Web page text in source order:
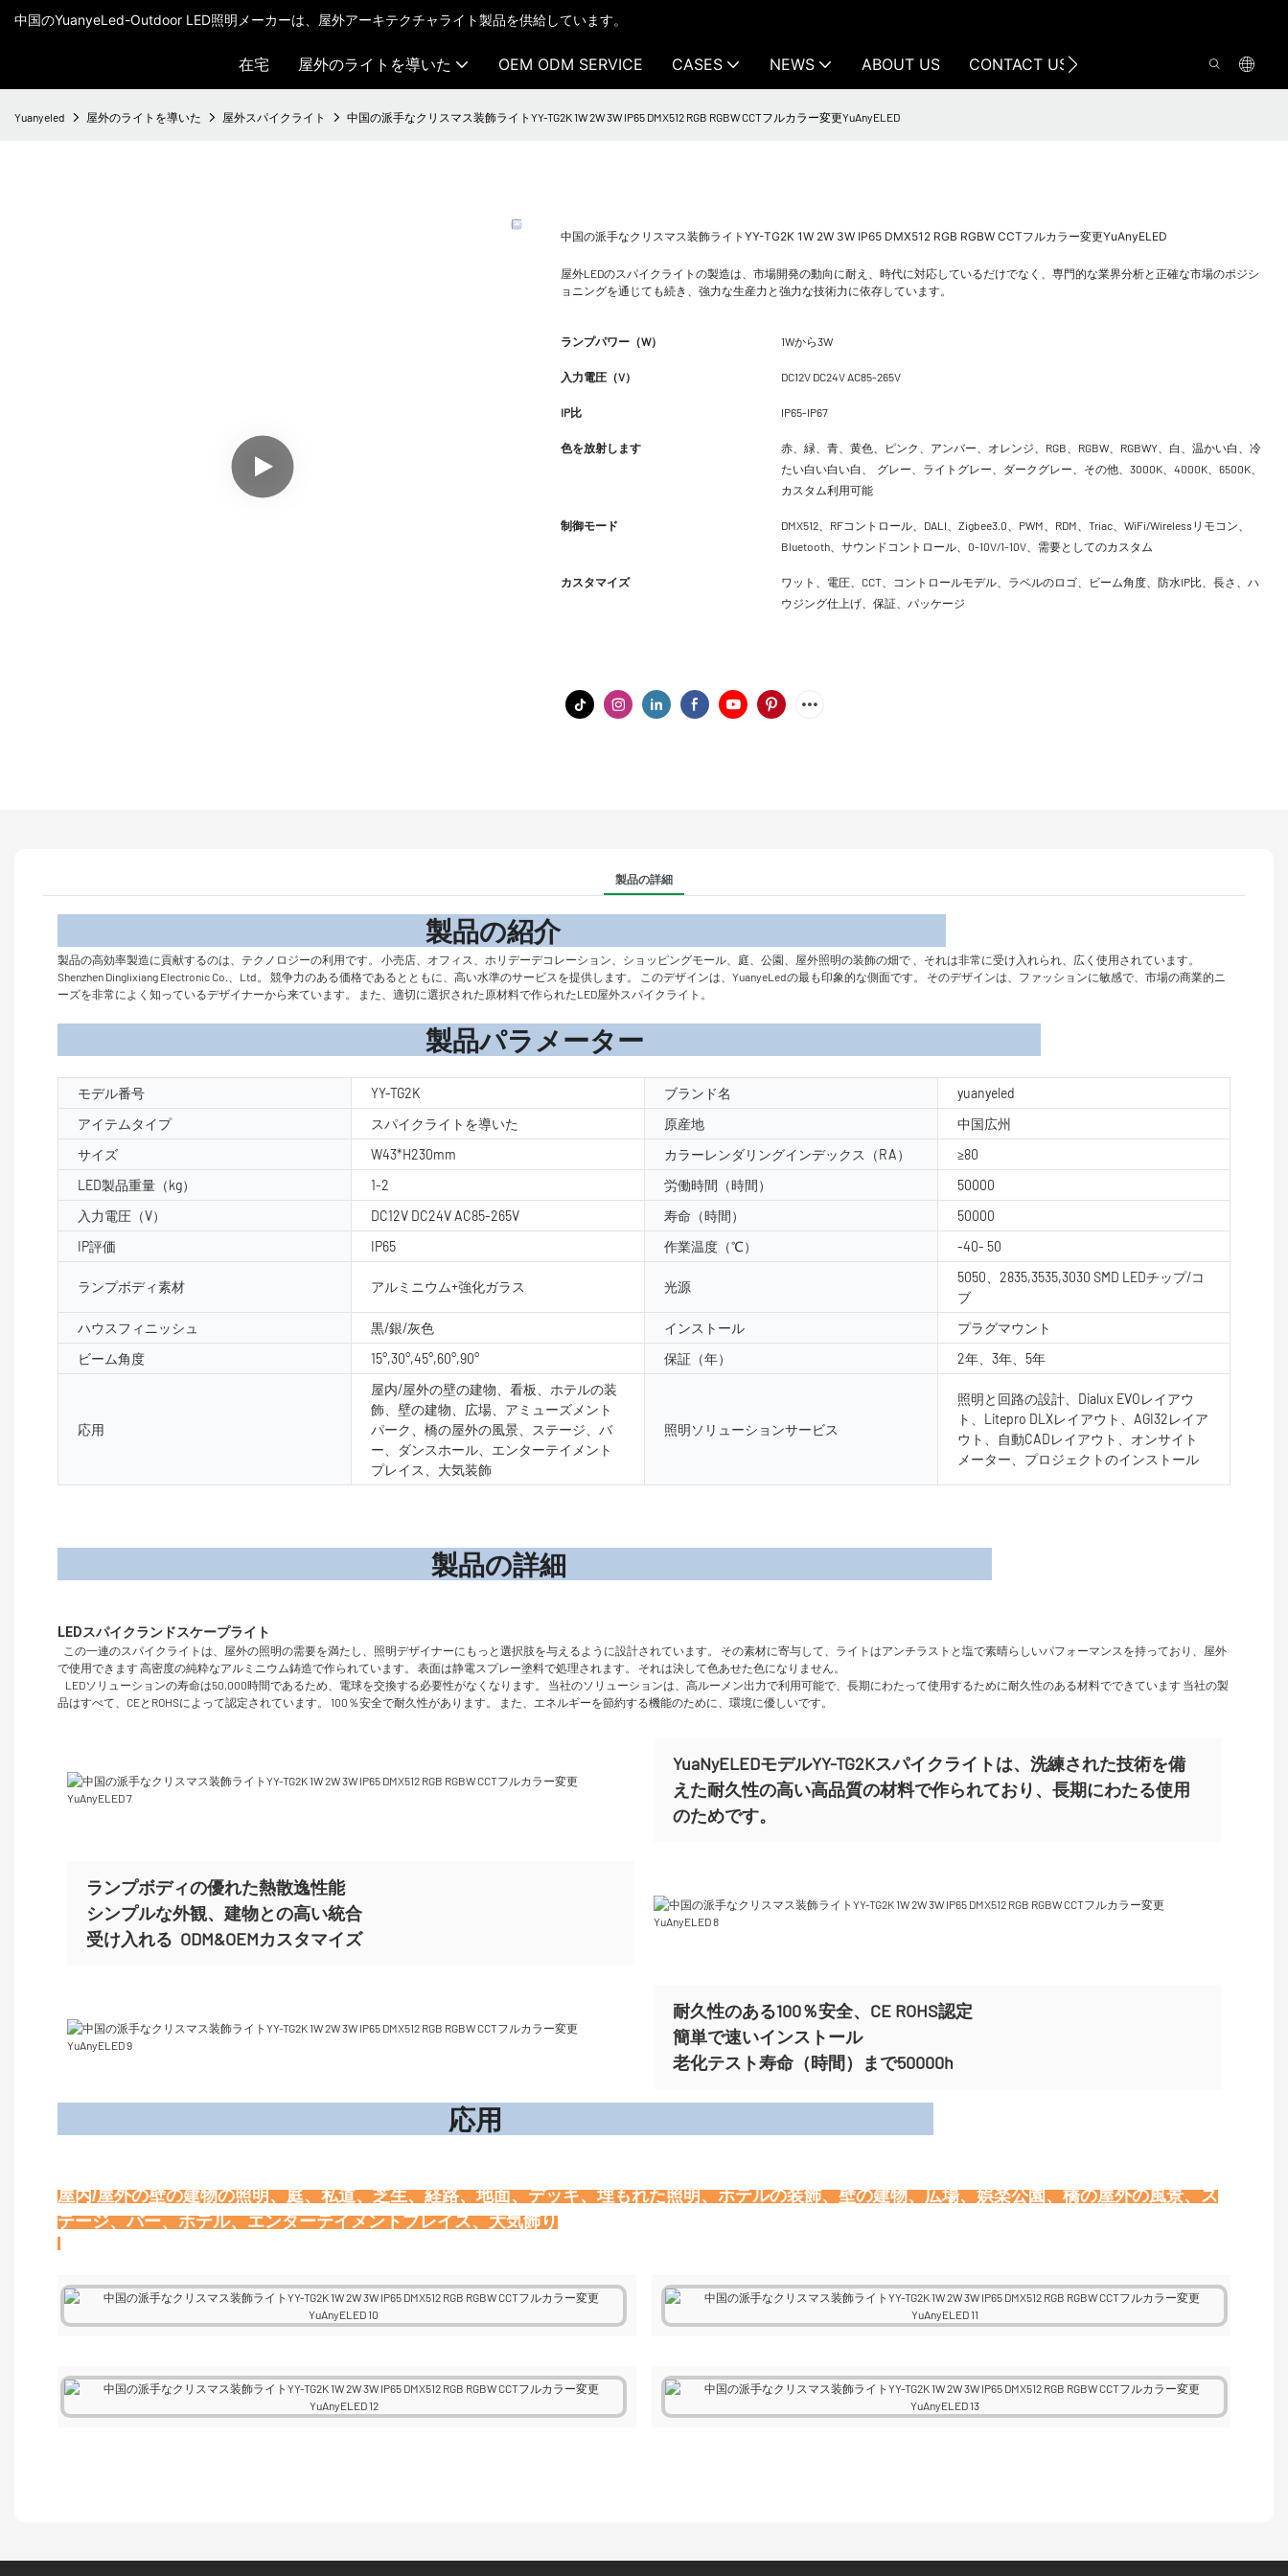
中国のYuanyeLed-Outdoor LED照明メーカーは、屋外アーキテクチャライト製品を供給しています。
在宅 屋外のライトを導いた OEM ODM SERVICE CASES NEWS ABOUT US CONTACT US
Yuanyeled 屋外のライトを導いた 屋外スパイクライト 中国の派手なクリスマス装飾ライトYY-TG2K 1W 2W 3W IP65 DMX512 RGB RGBW CCTフルカラー変更YuAnyELED
中国の派手なクリスマス装飾ライトYY-TG2K 1W 2W 3W IP65 DMX512 RGB RGBW CCTフルカラー変更YuAnyELED
屋外LEDのスパイクライトの製造は、市場開発の動向に耐え、時代に対応しているだけでなく、専門的な業界分析と正確な市場のポジシ
ョニングを通じても続き、強力な生産力と強力な技術力に依存しています。
ランプパワー（W） 1Wから3W
入力電圧（V） DC12V DC24V AC85-265V
IP比 IP65-IP67
色を放射します
赤、緑、青、黄色、ピンク、アンバー、オレンジ、RGB、RGBW、RGBWY、白、温かい白、冷
たい白い白い白、 グレー、ライトグレー、ダークグレー、その他、3000K、4000K、6500K、
カスタム利用可能
制御モード
DMX512、RFコントロール、DALI、Zigbee3.0、PWM、RDM、Triac、WiFi/Wirelessリモコン、
Bluetooth、サウンドコントロール、0-10V/1-10V、需要としてのカスタム
カスタマイズ
ワット、電圧、CCT、コントロールモデル、ラベルのロゴ、ビーム角度、防水IP比、長さ、ハ
ウジング仕上げ、保証、パッケージ
製品の詳細
製品の紹介
製品の高効率製造に貢献するのは、テクノロジーの利用です。 小売店、オフィス、ホリデーデコレーション、ショッピングモール、庭、公園、屋外照明の装飾の畑で
、それは非常に受け入れられ、広く使用されています。
Shenzhen Dinglixiang Electronic Co.、Ltd。 競争力のある価格であるとともに、高い水準のサービスを提供します。 このデザインは、YuanyeLedの最も印象的な側面です。 そのデザインは、ファッションに敏感で、市場の商業的ニ
ーズを非常によく知っているデザイナーから来ています。 また、適切に選択された原材料で作られたLED屋外スパイクライト。
製品パラメーター
モデル番号 YY-TG2K ブランド名
yuanyeled
アイテムタイプ
スパイクライトを導いた 原産地
中国広州
サイズ
W43*H230mm カラーレンダリングインデックス（RA）
≥80
LED製品重量（kg）
1-2 労働時間（時間）
50000
入力電圧（V）
DC12V DC24V AC85-265V 寿命（時間）
50000
IP評価
IP65 作業温度（℃） -40- 50
ランプボディ素材 アルミニウム+強化ガラス 光源
5050、2835,3535,3030 SMD LEDチップ/コ
ブ
ハウスフィニッシュ
黒/銀/灰色 インストール
プラグマウント
ビーム角度
15°,30°,45°,60°,90° 保証（年） 2年、3年、5年
応用
屋内/屋外の壁の建物、看板、ホテルの装
飾、壁の建物、広場、アミューズメント
パーク、橋の屋外の風景、ステージ、バ
ー、ダンスホール、エンターテイメント
プレイス、大気装飾
照明ソリューションサービス
照明と回路の設計、Dialux EVOレイアウ
ト、Litepro DLXレイアウト、AGI32レイア
ウト、自動CADレイアウト、オンサイト
メーター、プロジェクトのインストール
製品の詳細
この一連のスパイクライトは、屋外の照明の需要を満たし、照明デザイナーにもっと選択肢を与えるように設計されています。 その素材に寄与して、ライトはアンチラストと塩で素晴らしいパフォーマンスを持っており、屋外
で使用できます 高密度の純粋なアルミニウム鋳造で作られています。 表面は静電スプレー塗料で処理されます。 それは決して色あせた色になりません。
LEDソリューションの寿命は50,000時間であるため、電球を交換する必要性がなくなります。 当社のソリューションは、高ルーメン出力で利用可能で、長期にわたって使用するために耐久性のある材料でできています 当社の製
品はすべて、CEとROHSによって認定されています。 100％安全で耐久性があります。 また、エネルギーを節約する機能のために、環境に優しいです。
YuaNyELEDモデルYY-TG2Kスパイクライトは、洗練された技術を備
えた耐久性の高い高品質の材料で作られており、長期にわたる使用
のためです。
ランプボディの優れた熱散逸性能
シンプルな外観、建物との高い統合
受け入れる ODM&OEMカスタマイズ
耐久性のある100％安全、CE ROHS認定
簡単で速いインストール
老化テスト寿命（時間）まで50000h
応用
屋内/屋外の壁の建物の照明、庭、私道、芝生、経路、地面、デッキ、埋もれた照明、ホテルの装飾、壁の建物、広場、娯楽公園、橋の屋外の風景、ス